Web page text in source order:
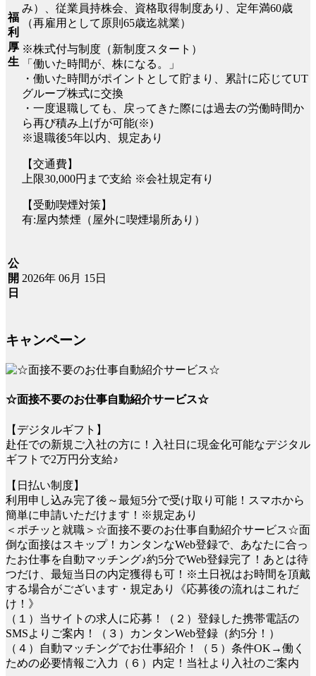
福
利
厚
生
み）、従業員持株会、資格取得制度あり、定年満60歳
（再雇用として原則65歳迄就業）
※株式付与制度（新制度スタート）
「働いた時間が、株になる。」
・働いた時間がポイントとして貯まり、累計に応じてUT
グループ株式に交換
・一度退職しても、戻ってきた際には過去の労働時間か
ら再び積み上げが可能(※)
※退職後5年以内、規定あり
【交通費】
上限30,000円まで支給 ※会社規定有り
【受動喫煙対策】
有:屋内禁煙（屋外に喫煙場所あり）
公
開
日
2026年 06月 15日
キャンペーン
☆面接不要のお仕事自動紹介サービス☆
【デジタルギフト】
赴任での新規ご入社の方に！入社日に現金化可能なデジタル
ギフトで2万円分支給♪
【日払い制度】
利用申し込み完了後～最短5分で受け取り可能！スマホから
簡単に申請いただけます！※規定あり
＜ポチッと就職＞☆面接不要のお仕事自動紹介サービス☆面
倒な面接はスキップ！カンタンなWeb登録で、あなたに合っ
たお仕事を自動マッチング♪約5分でWeb登録完了！あとは待
つだけ、最短当日の内定獲得も可！※土日祝はお時間を頂戴
する場合がございます・規定あり《応募後の流れはこれだ
け！》
（１）当サイトの求人に応募！（２）登録した携帯電話の
SMSよりご案内！（３）カンタンWeb登録（約5分！）
（４）自動マッチングでお仕事紹介！（５）条件OK→働く
ための必要情報ご入力（６）内定！当社より入社のご案内